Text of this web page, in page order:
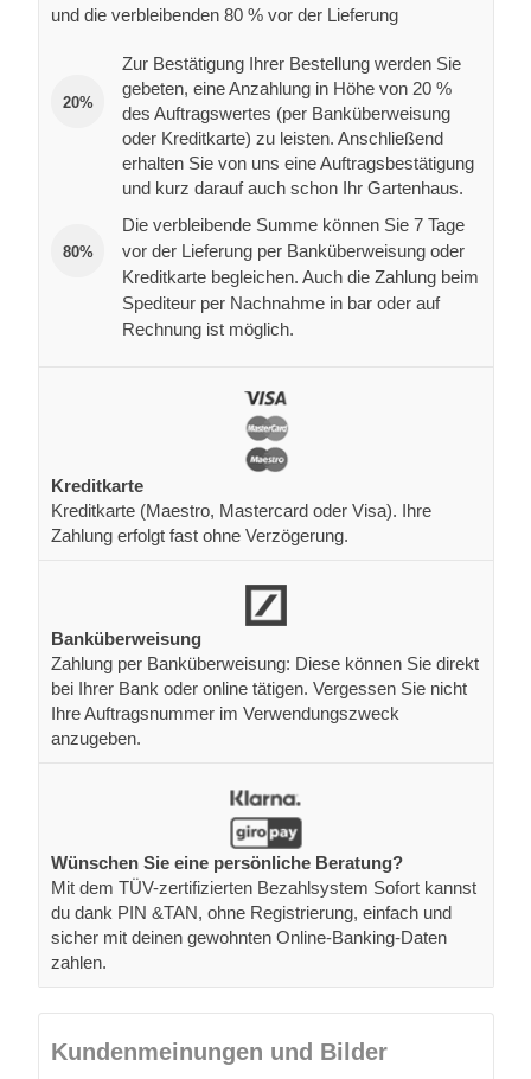
und die verbleibenden 80 % vor der Lieferung
20%
Zur Bestätigung Ihrer Bestellung werden Sie
gebeten, eine Anzahlung in Höhe von 20 %
des Auftragswertes (per Banküberweisung
oder Kreditkarte) zu leisten. Anschließend
erhalten Sie von uns eine Auftragsbestätigung
und kurz darauf auch schon Ihr Gartenhaus.
80%
Die verbleibende Summe können Sie 7 Tage
vor der Lieferung per Banküberweisung oder
Kreditkarte begleichen. Auch die Zahlung beim
Spediteur per Nachnahme in bar oder auf
Rechnung ist möglich.
Kreditkarte
Kreditkarte (Maestro, Mastercard oder Visa). Ihre
Zahlung erfolgt fast ohne Verzögerung.
Banküberweisung
Zahlung per Banküberweisung: Diese können Sie direkt
bei Ihrer Bank oder online tätigen. Vergessen Sie nicht
Ihre Auftragsnummer im Verwendungszweck
anzugeben.
Wünschen Sie eine persönliche Beratung?
Mit dem TÜV-zertifizierten Bezahlsystem Sofort kannst
du dank PIN &TAN, ohne Registrierung, einfach und
sicher mit deinen gewohnten Online-Banking-Daten
zahlen.
Kundenmeinungen und Bilder